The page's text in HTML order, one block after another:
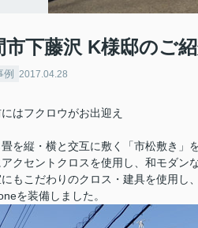
市下藤沢 K様邸のご
例 2017.04.28
はフクロウがお出迎え
を縦・横と交互に敷く「市松敷き」を
クセントクロスを使用し、和モダン
もこだわりのクロス・建具を使用し
を装備しました。